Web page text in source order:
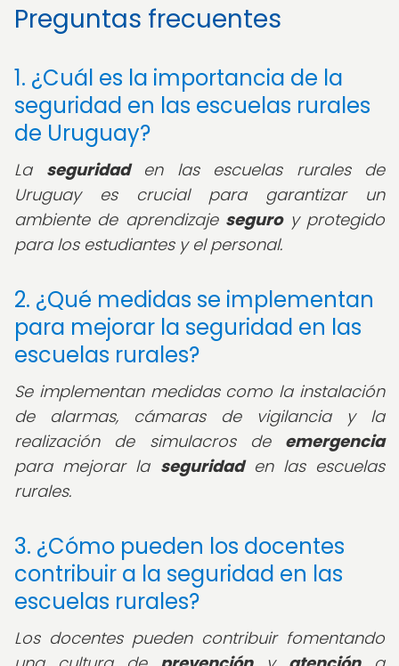
Preguntas frecuentes
1. ¿Cuál es la importancia de la
seguridad en las escuelas rurales
de Uruguay?
La seguridaden las escuelas rurales de
Uruguay es crucial para garantizar un
ambiente de aprendizaje seguroy protegido
para los estudiantes y el personal.
2. ¿Qué medidas se implementan
para mejorar la seguridad en las
escuelas rurales?
Se implementan medidas como la instalación
de alarmas, cámaras de vigilancia y la
realización de simulacros de emergencia
para mejorar la seguridaden las escuelas
rurales.
3. ¿Cómo pueden los docentes
contribuir a la seguridad en las
escuelas rurales?
Los docentes pueden contribuir fomentando